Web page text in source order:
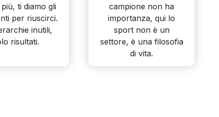
ti diamo gli
per riuscirci.
inutili,
risultati.
campione non ha
importanza, qui lo
sport non è un
settore, è una filosofia
di vita.